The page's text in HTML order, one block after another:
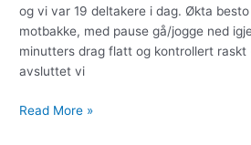
og vi var 19 deltakere i dag. Økta
motbakke, med pause gå/jogge ned
minutters drag flatt og kontrollert raskt
avsluttet vi
Read More »